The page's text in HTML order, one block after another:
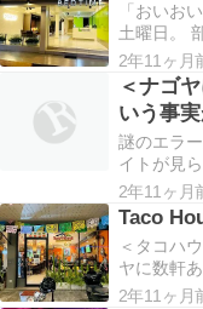
帰りに通
装したば
観だった
ラルパタ
「おいお
土曜日。
コンドー
らLINEメ
決まった
日中に部
頃。ベッ
ドラマ観
やそりゃ
2年11ヶ月
＜ナゴ
いう事
謎のエラ
イトが見
が、先程
なんとか
のどーに
をしてい
ろ、＜wp-
インスト
2年11ヶ月
Taco
＜タコハ
ヤに数軒
美味しい
2年11ヶ月